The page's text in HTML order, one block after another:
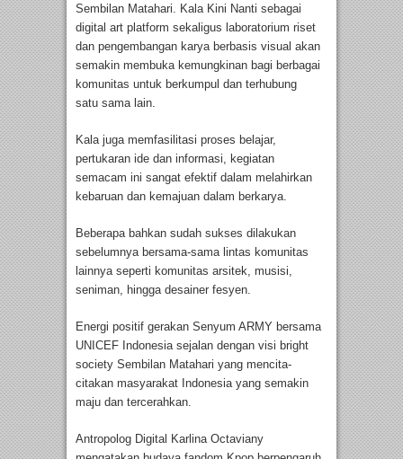
Sembilan Matahari. Kala Kini Nanti sebagai
digital art platform sekaligus laboratorium riset
dan pengembangan karya berbasis visual akan
semakin membuka kemungkinan bagi berbagai
komunitas untuk berkumpul dan terhubung
satu sama lain.
Kala juga memfasilitasi proses belajar,
pertukaran ide dan informasi, kegiatan
semacam ini sangat efektif dalam melahirkan
kebaruan dan kemajuan dalam berkarya.
Beberapa bahkan sudah sukses dilakukan
sebelumnya bersama-sama lintas komunitas
lainnya seperti komunitas arsitek, musisi,
seniman, hingga desainer fesyen.
Energi positif gerakan Senyum ARMY bersama
UNICEF Indonesia sejalan dengan visi bright
society Sembilan Matahari yang mencita-
citakan masyarakat Indonesia yang semakin
maju dan tercerahkan.
Antropolog Digital Karlina Octaviany